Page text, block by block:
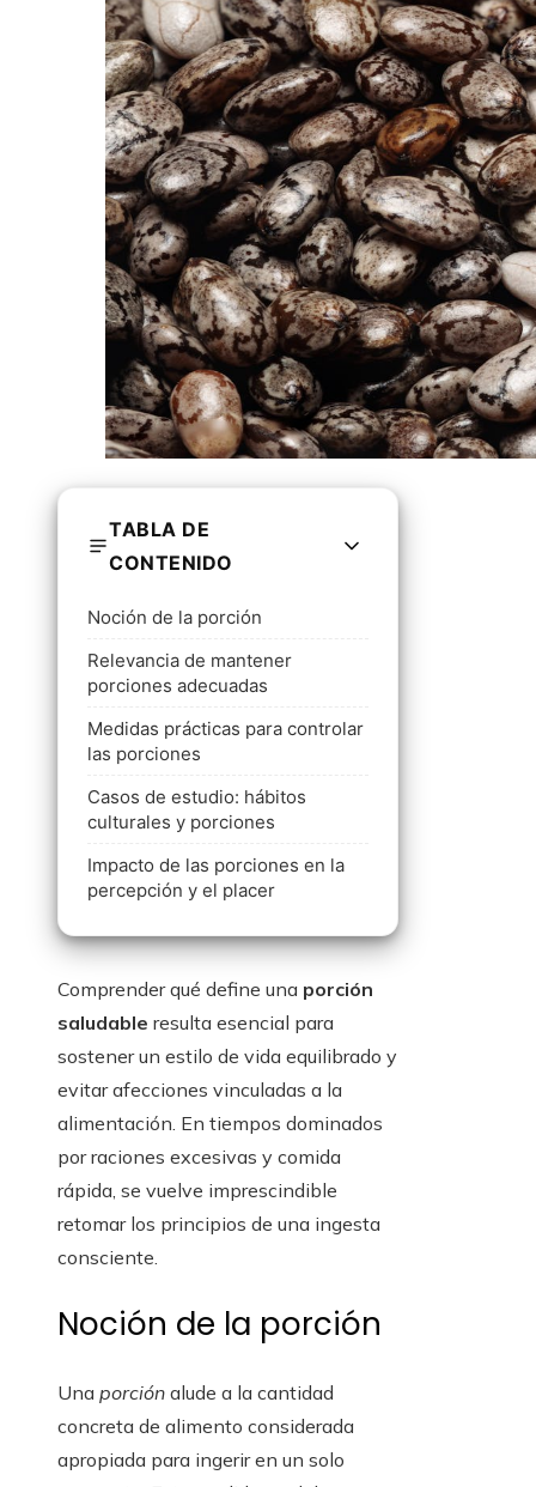
TABLA DE
CONTENIDO
Noción de la porción
Relevancia de mantener
porciones adecuadas
Medidas prácticas para controlar
las porciones
Casos de estudio: hábitos
culturales y porciones
Impacto de las porciones en la
percepción y el placer
Comprender qué define una porción
saludable resulta esencial para
sostener un estilo de vida equilibrado y
evitar afecciones vinculadas a la
alimentación. En tiempos dominados
por raciones excesivas y comida
rápida, se vuelve imprescindible
retomar los principios de una ingesta
consciente.
Noción de la porción
Una porción alude a la cantidad
concreta de alimento considerada
apropiada para ingerir en un solo